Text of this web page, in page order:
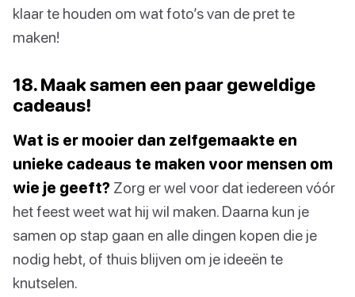
klaar te houden om wat foto’s van de pret te
maken!
18. Maak samen een paar geweldige
cadeaus!
Wat is er mooier dan zelfgemaakte en
unieke cadeaus te maken voor mensen om
wie je geeft? Zorg er wel voor dat iedereen vóór
het feest weet wat hij wil maken. Daarna kun je
samen op stap gaan en alle dingen kopen die je
nodig hebt, of thuis blijven om je ideeën te
knutselen.